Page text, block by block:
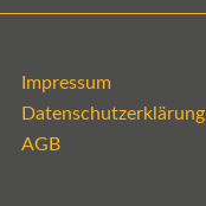
Impressum
Datenschutzerklärung
AGB